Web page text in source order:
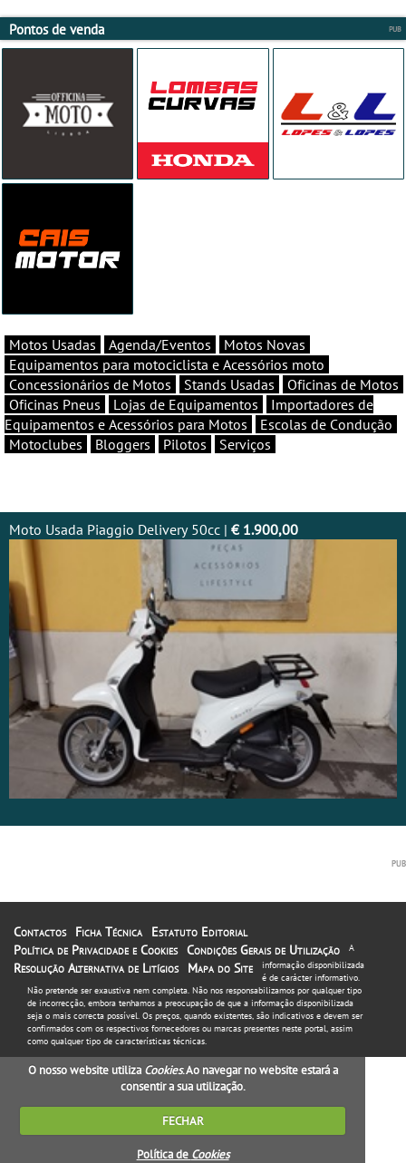
Pontos de venda
Motos Usadas Agenda/Eventos
Motos Novas
Equipamentos para motociclista e Acessórios moto
Concessionários de Motos
Stands Usadas
Oficinas de Motos
Oficinas Pneus
Lojas de Equipamentos
Importadores de
Equipamentos e Acessórios para Motos
Escolas de Condução
Motoclubes
Bloggers Pilotos Serviços
Moto Usada Piaggio Delivery 50cc | € 1.900,00
Contactos Ficha Técnica
Estatuto Editorial
Política de Privacidade e Cookies Condições Gerais de Utilização
Resolução Alternativa de Litígios
Mapa do Site
A
informação disponibilizada
é de carácter informativo.
Não pretende ser exaustiva nem completa. Não nos responsabilizamos por qualquer tipo
de incorrecção, embora tenhamos a preocupação de que a informação disponibilizada
seja o mais correcta possível. Os preços, quando existentes, são indicativos e devem ser
confirmados com os respectivos fornecedores ou marcas presentes neste portal, assim
como qualquer tipo de características técnicas.
O nosso website utiliza Cookies. Ao navegar no website estará a
consentir a sua utilização.
FECHAR
Política de Cookies